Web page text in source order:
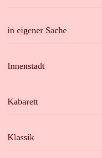
in eigener Sache
Innenstadt
Kabarett
Klassik